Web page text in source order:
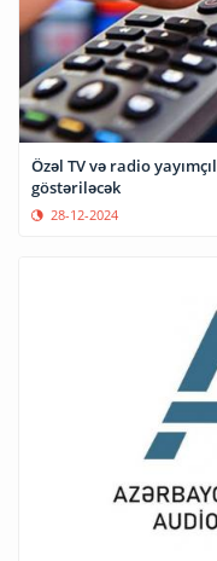
Özəl TV və radio
göstəriləcək
28-12-2024